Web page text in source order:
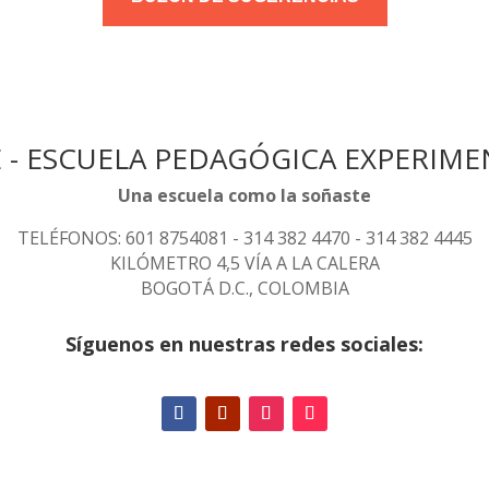
- ESCUELA PEDAGÓGICA
Una escuela como la soñaste
TELÉFONOS: 601 8754081 - 314 382 4470 - 314 382 4445
KILÓMETRO 4,5 VÍA A LA CALERA
BOGOTÁ D.C., COLOMBIA
Síguenos en nuestras redes sociales: